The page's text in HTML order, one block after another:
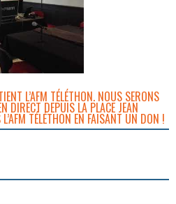
L’AFM TÉLÉTHON. NOUS SERONS
DIRECT DEPUIS LA PLACE JEAN
TÉLÉTHON EN FAISANT UN DON !